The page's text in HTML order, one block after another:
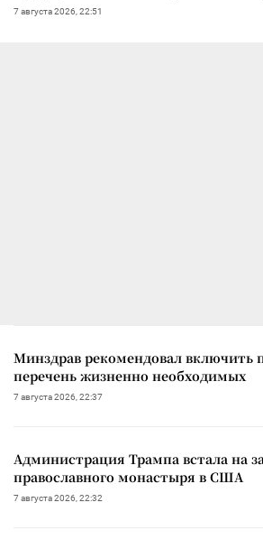
7 августа 2026, 22:51
Минздрав рекомендовал включить
перечень жизненно необходимых
7 августа 2026, 22:37
Администрация Трампа встала на
православного монастыря в США
7 августа 2026, 22:32